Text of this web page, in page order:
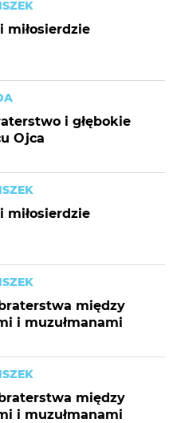
miłosierdzie
i głębokie
Ojca
miłosierdzie
między
i muzułmanami
między
i muzułmanami